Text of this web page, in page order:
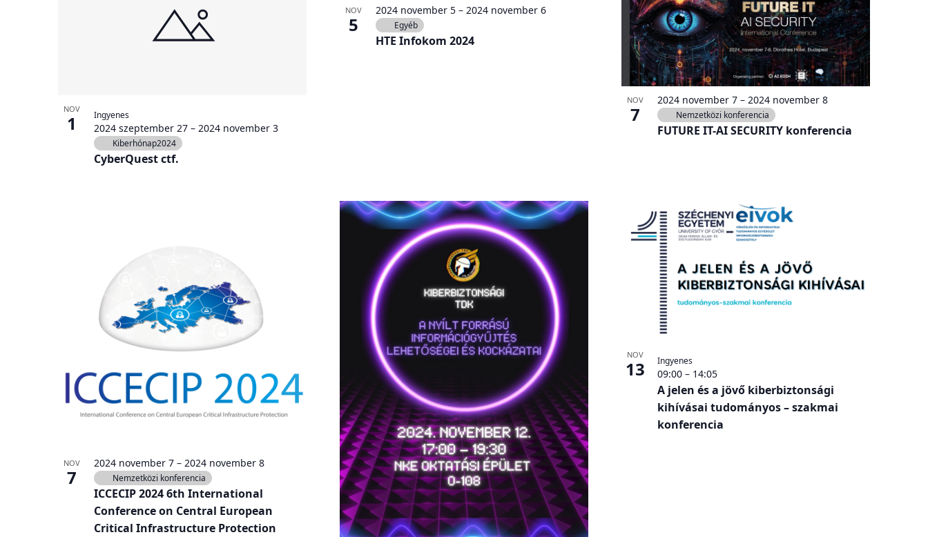
View
NOV
1
CyberQuest ctf.
2024 szeptember 27 – 2024 november 3
Kiberhónap2024
Ingyenes
NOV
5
HTE Infokom 2024
2024 november 5– 2024 november 6
Egyéb
NOV
7
FUTURE IT-AI SECURITY konferencia
2024 november 7– 2024 november 8
Nemzetközi konferencia
NOV
7
ICCECIP 2024 6th International
Conference on Central European
Critical Infrastructure Protection
2024 november 7 – 2024 november 8
Nemzetközi konferencia
NOV
13
A jelen és a jövő kiberbiztonsági
kihívásai tudományos – szakmai
konferencia
09:00 – 14:05
Ingyenes